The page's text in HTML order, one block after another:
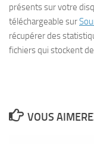
présents sur votre
téléchargeable sur
récupérer des
fichiers qui stockent
VOUS